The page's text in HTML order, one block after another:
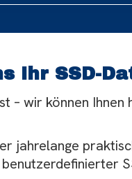
Ihr SSD-
– wir können
jahrelange